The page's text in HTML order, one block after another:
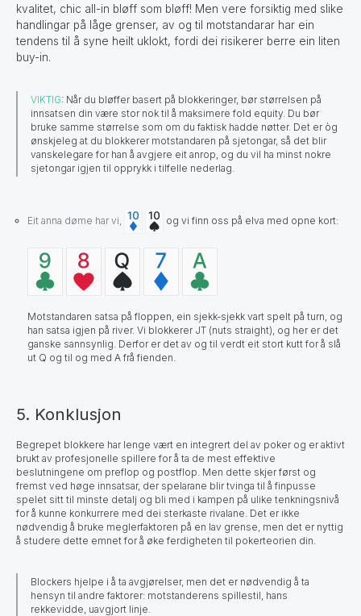
kvalitet, chic all-in bløff som bløff! Men vere forsiktig med slike
handlingar på låge grenser, av og til motstandarar har ein
tendens til å syne heilt uklokt, fordi dei risikerer berre ein liten
buy-in.
VIKTIG: Når du bløffer basert på blokkeringer, bør størrelsen på
innsatsen din være stor nok til å maksimere fold equity. Du bør
bruke samme størrelse som om du faktisk hadde nøtter. Det er òg
ønskjeleg at du blokkerer motstandaren på sjetongar, så det blir
vanskelegare for han å avgjere eit anrop, og du vil ha minst nokre
sjetongar igjen til opprykk i tilfelle nederlag.
Eit anna døme har vi, og vi finn oss på elva med opne kort:
Motstandaren satsa på floppen, ein sjekk-sjekk vart spelt på turn, og
han satsa igjen på river. Vi blokkerer JT (nuts straight), og her er det
ganske sannsynlig. Derfor er det av og til verdt eit stort kutt for å slå
ut Q og til og med A frå fienden.
5. Konklusjon
Begrepet blokkere har lenge vært en integrert del av poker og er aktivt
brukt av profesjonelle spillere for å ta de mest effektive
beslutningene om preflop og postflop. Men dette skjer først og
fremst ved høge innsatsar, der spelarane blir tvinga til å finpusse
spelet sitt til minste detalj og bli med i kampen på ulike tenkningsnivå
for å kunne konkurrere med dei sterkaste rivalane. Det er ikke
nødvendig å bruke meglerfaktoren på en lav grense, men det er nyttig
å studere dette emnet for å øke ferdigheten til pokerteorien din.
Blockers hjelpe i å ta avgjørelser, men det er nødvendig å ta
hensyn til andre faktorer: motstanderens spillestil, hans
rekkevidde, uavgjort linje.